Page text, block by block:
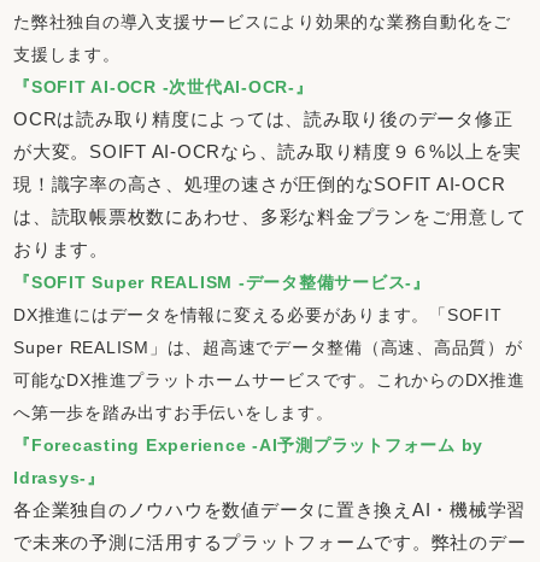
た弊社独自の導入支援サービスにより効果的な業務自動化をご
支援します。
『SOFIT AI-OCR -次世代AI-OCR-』
OCRは読み取り精度によっては、読み取り後のデータ修正
が大変。SOIFT AI-OCRなら、読み取り精度９６%以上を実
現！識字率の高さ、処理の速さが圧倒的なSOFIT AI-OCR
は、読取帳票枚数にあわせ、多彩な料金プランをご用意して
おります。
『SOFIT Super REALISM -データ整備サービス-』
DX推進にはデータを情報に変える必要があります。「SOFIT
Super REALISM」は、超高速でデータ整備（高速、高品質）が
可能なDX推進プラットホームサービスです。これからのDX推進
へ第一歩を踏み出すお手伝いをします。
『Forecasting Experience -AI予測プラットフォーム by
Idrasys-』
各企業独自のノウハウを数値データに置き換えAI・機械学習
で未来の予測に活用するプラットフォームです。弊社のデー